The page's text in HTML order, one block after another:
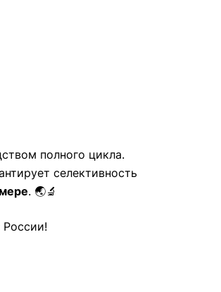
полного цикла.
селективность
. 🌏🔬
России!